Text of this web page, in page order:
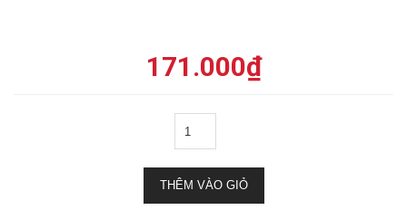
171.000₫
THÊM VÀO GIỎ